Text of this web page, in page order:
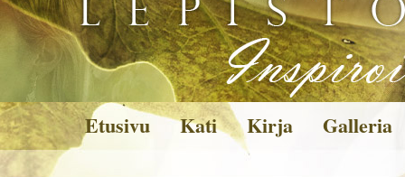
Etusivu Kati Kirja Galleria